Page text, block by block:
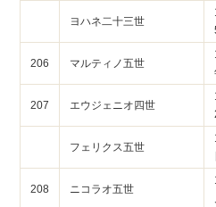
ヨハネ二十三世
206 マルティノ五世
207 エウジェニオ四世
フェリクス五世
208 ニコラオ五世